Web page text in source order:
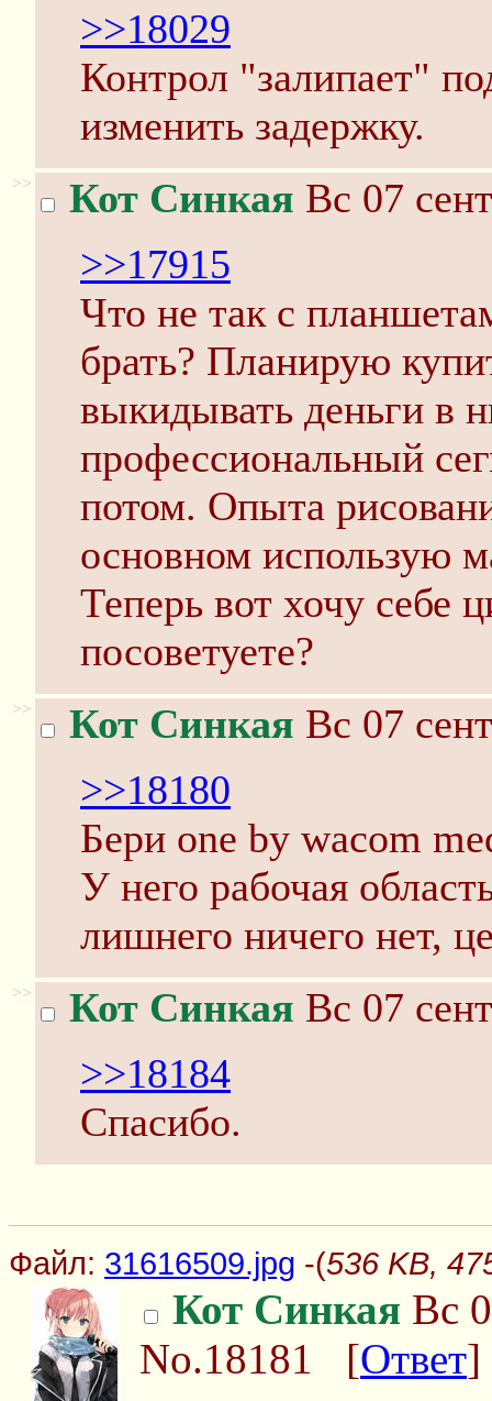
>>18029
Контрол "залипает"
изменить задержку.
>> Кот Синкая Вс 07
>>17915
Что не так с
брать? Планирую
выкидывать деньги в
профессиональный
потом. Опыта
основном использую
Теперь вот хочу себе
посоветуете?
>> Кот Синкая Вс 07
>>18180
Бери one by wacom
У него рабочая
лишнего ничего нет,
>> Кот Синкая Вс 07
>>18184
Спасибо.
Файл: 31616509.jpg -(536 KB,
Кот Синкая Вс
No.18181 [Ответ]